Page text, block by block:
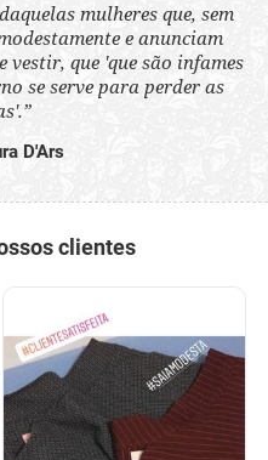
mulheres que, sem
e anunciam
vestir, que 'que são infames
se serve para perder as
D'Ars
clientes